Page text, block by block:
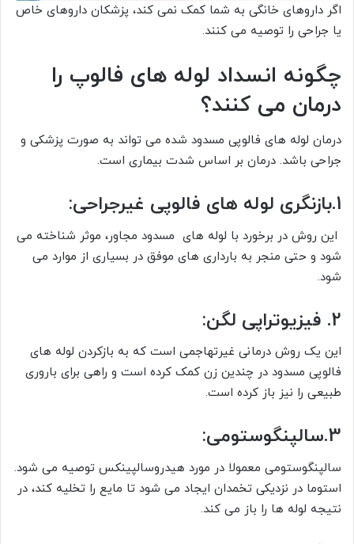
اگر داروهای خانگی به شما کمک نمی کند، پزشکان داروهای خاص
یا جراحی را توصیه می کنند.
چگونه انسداد لوله های فالوپ را
درمان می کنند؟
درمان لوله های فالوپی مسدود شده می تواند به صورت پزشکی و
جراحی باشد. درمان بر اساس شدت بیماری است.
1.بازنگری لوله های فالوپی غیرجراحی:
این روش در برخورد با لوله های مسدود مجاور، موثر شناخته می
شود و حتی منجر به بارداری های موفق در بسیاری از موارد می
شود.
2. فیزیوتراپی لگن:
این یک روش درمانی غیرتهاجمی است که به بازکردن لوله های
فالوپی مسدود در چندین زن کمک کرده است و راهی برای باروری
طبیعی را نیز باز کرده است.
3.سالپنگوستومی:
سالپنگوستومی معمولا در مورد هیدروسالپینکس توصیه می شود.
استوما در نزدیکی تخمدان ایجاد می شود تا مایع را تخلیه کند، در
نتیجه لوله ها را باز می کند.